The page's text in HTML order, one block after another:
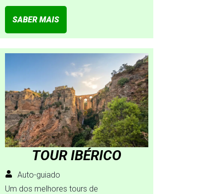
SABER MAIS
TOUR IBÉRICO
Auto-guiado
Um dos melhores tours de